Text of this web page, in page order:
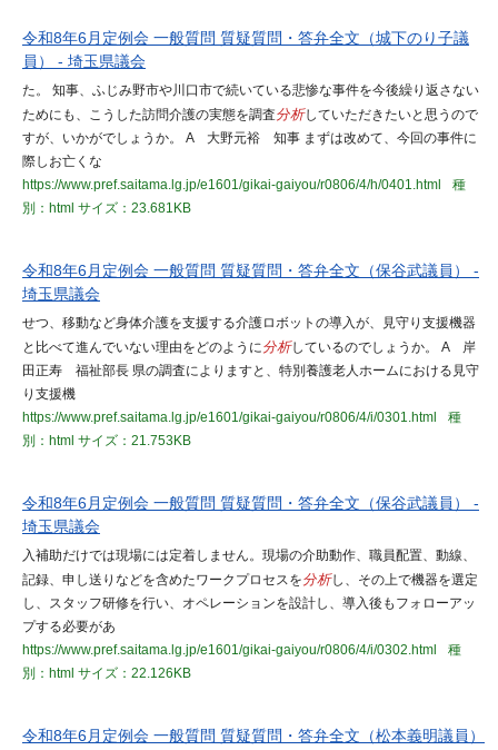
令和8年6月定例会 一般質問 質疑質問・答弁全文（城下のり子議
員） - 埼玉県議会
た。 知事、ふじみ野市や川口市で続いている悲惨な事件を今後繰り返さない
ためにも、こうした訪問介護の実態を調査分析していただきたいと思うので
すが、いかがでしょうか。 A 大野元裕 知事 まずは改めて、今回の事件に
際しお亡くな
https://www.pref.saitama.lg.jp/e1601/gikai-gaiyou/r0806/4/h/0401.html
種
別：html サイズ：23.681KB
令和8年6月定例会 一般質問 質疑質問・答弁全文（保谷武議員） -
埼玉県議会
せつ、移動など身体介護を支援する介護ロボットの導入が、見守り支援機器
と比べて進んでいない理由をどのように分析しているのでしょうか。 A 岸
田正寿 福祉部長 県の調査によりますと、特別養護老人ホームにおける見守
り支援機
https://www.pref.saitama.lg.jp/e1601/gikai-gaiyou/r0806/4/i/0301.html
種
別：html サイズ：21.753KB
令和8年6月定例会 一般質問 質疑質問・答弁全文（保谷武議員） -
埼玉県議会
入補助だけでは現場には定着しません。現場の介助動作、職員配置、動線、
記録、申し送りなどを含めたワークプロセスを分析し、その上で機器を選定
し、スタッフ研修を行い、オペレーションを設計し、導入後もフォローアッ
プする必要があ
https://www.pref.saitama.lg.jp/e1601/gikai-gaiyou/r0806/4/i/0302.html
種
別：html サイズ：22.126KB
令和8年6月定例会 一般質問 質疑質問・答弁全文（松本義明議員）